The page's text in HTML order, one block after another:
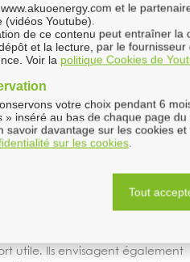
avec des acteurs locaux
les enjeux de l'accès à la terre
Terre de Liens, etc.), dans
utile. Ils envisagent également
et le
(vidéos Youtube).
de ce contenu peut entraîner
et la lecture, par le
Voir la politique Cookies de
votre choix pendant 6
» inséré au bas de chaque page du
savoir davantage sur les cookies
sur les cookies.
Tout